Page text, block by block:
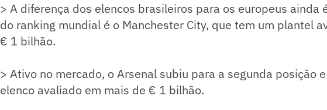
> A diferença dos elencos brasileiros para os europeus ainda
do ranking mundial é o Manchester City, que tem um plantel
€ 1 bilhão.
> Ativo no mercado, o Arsenal subiu para a segunda posição
elenco avaliado em mais de € 1 bilhão.